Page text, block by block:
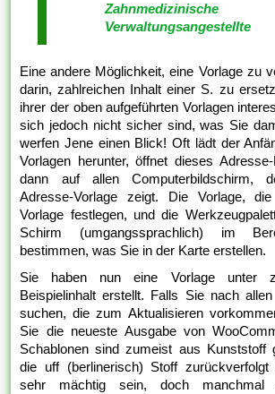
Zahnmedizinische
Verwaltungsangestellte
Eine andere Möglichkeit, eine Vorlage zu
darin, zahlreichen Inhalt einer S. zu
ihrer der oben aufgeführten Vorlagen
sich jedoch nicht sicher sind, was Sie
werfen Jene einen Blick! Oft lädt der
Vorlagen herunter, öffnet dieses
dann auf allen Computerbildschirm,
Adresse-Vorlage zeigt. Die Vorlage,
Vorlage festlegen, und die
Schirm (umgangssprachlich) im
bestimmen, was Sie in der Karte erstellen.
Sie haben nun eine Vorlage unter
Beispielinhalt erstellt. Falls Sie nach
suchen, die zum Aktualisieren
Sie die neueste Ausgabe von
Schablonen sind zumeist aus Kunststoff
die uff (berlinerisch) Stoff
sehr mächtig sein, doch manchmal